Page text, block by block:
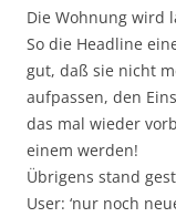
Die Wohnung wird
So die Headline
gut, daß sie nicht
aufpassen, den
das mal wieder
einem werden!
Übrigens stand
User: ‘nur noch